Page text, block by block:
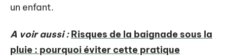
un enfant.
A voir aussi : Risques de la baignade sous la
pluie : pourquoi éviter cette pratique